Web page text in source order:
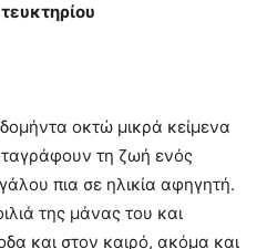
οκτώ μικρά κείμενα
τη ζωή ενός
πια σε ηλικία αφηγητή.
της μάνας του και
και στον καιρό, ακόμα και